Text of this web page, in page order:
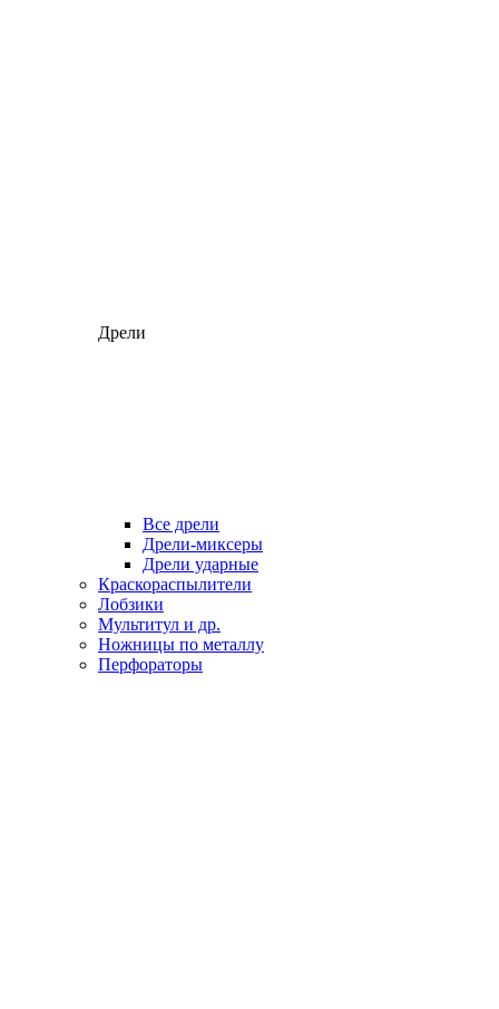
Дрели
Все дрели
Дрели-миксеры
Дрели ударные
Краскораспылители
Лобзики
Мультитул и др.
Ножницы по металлу
Перфораторы